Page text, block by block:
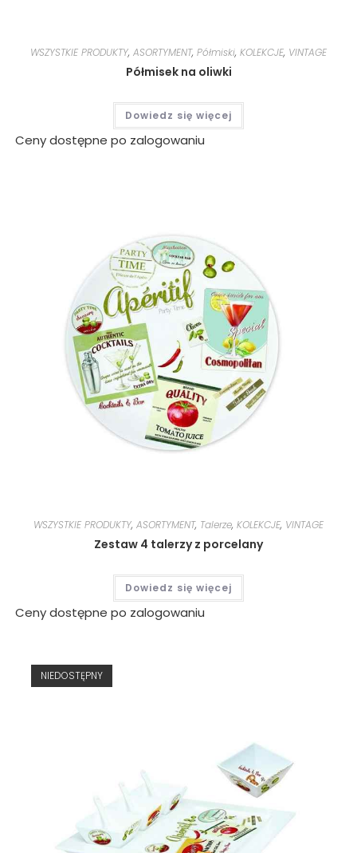
WSZYSTKIE PRODUKTY, ASORTYMENT, Półmiski, KOLEKCJE, VINTAGE
Półmisek na oliwki
Dowiedz się więcej
Ceny dostępne po zalogowaniu
WSZYSTKIE PRODUKTY, ASORTYMENT, Talerze, KOLEKCJE, VINTAGE
Zestaw 4 talerzy z porcelany
Dowiedz się więcej
Ceny dostępne po zalogowaniu
NIEDOSTĘPNY